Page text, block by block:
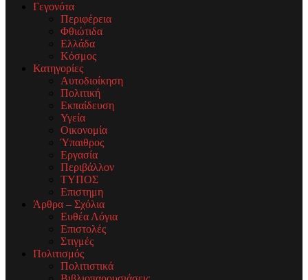
Γεγονότα
Περιφέρεια
Φθιώτιδα
Ελλάδα
Κόσμος
Κατηγορίες
Αυτοδιοίκηση
Πολιτική
Εκπαίδευση
Υγεία
Οικονομία
Ύπαιθρος
Εργασία
Περιβάλλον
ΤΥΠΟΣ
Επιστημη
Άρθρα – Σχόλια
Ευθέα Λόγια
Επιστολές
Στιγμές
Πολιτισμός
Πολιτιστικά